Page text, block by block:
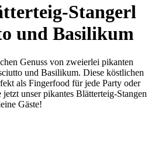
Stangerl
und Basilikum
Genuss von zweierlei pikanten
und Basilikum. Diese köstlichen
als Fingerfood für jede Party oder
unser pikantes Blätterteig-Stangen
Gäste!